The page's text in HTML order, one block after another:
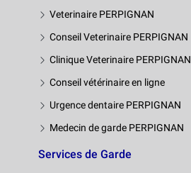
Veterinaire PERPIGNAN
Conseil Veterinaire PERPIGNAN
Clinique Veterinaire PERPIGNAN
Conseil vétérinaire en ligne
Urgence dentaire PERPIGNAN
Medecin de garde PERPIGNAN
Services de Garde